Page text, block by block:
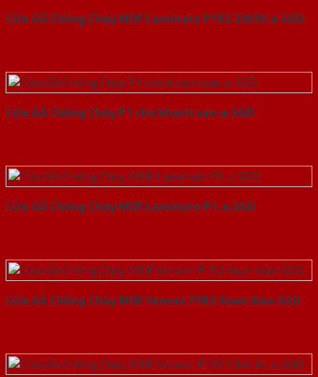
Cửa Gỗ Chống Cháy MDF Laminate P1R2 23029-a-SGD
Cửa Gỗ Chống Cháy P1 cho khach san-a-SGD
Cửa Gỗ Chống Cháy MDF Laminate P1-a-SGD
Cửa Gỗ Chống Cháy MDF Veneer P1R2 Xoan Đào-SGD